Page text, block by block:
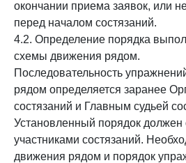
окончании приема заявок, или
перед началом состязаний.
4.2. Определение порядка
схемы движения рядом.
Последовательность
рядом определяется заранее
состязаний и Главным судьей
Установленный порядок должен
участниками состязаний.
движения рядом и порядок